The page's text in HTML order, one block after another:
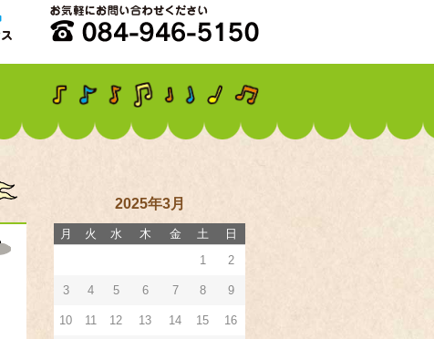
2025年3月
月 火 水 木 金 土 日
1 2
3 4 5 6 7 8 9
10 11 12 13 14 15 16